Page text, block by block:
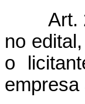
Art.
no
o